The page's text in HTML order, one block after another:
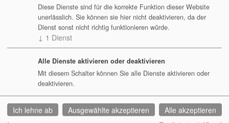
OPNsense
Troubleshooting
Performance
24.08.2026 25.08.2026
OPNsense
und
24.08.2026 25.08.2026 Flensburg 2
Diese Dienste sind für die korrekte Funktion dieser Website
unerlässlich. Sie können sie hier nicht deaktivieren, da der
Dienst sonst nicht richtig funktionieren würde.
↓ 1 Dienst
Alle Dienste aktivieren oder deaktivieren
Mit diesem Schalter können Sie alle Dienste aktivieren oder
deaktivieren.
Ich lehne ab Ausgewählte akzeptieren
Alle akzeptieren